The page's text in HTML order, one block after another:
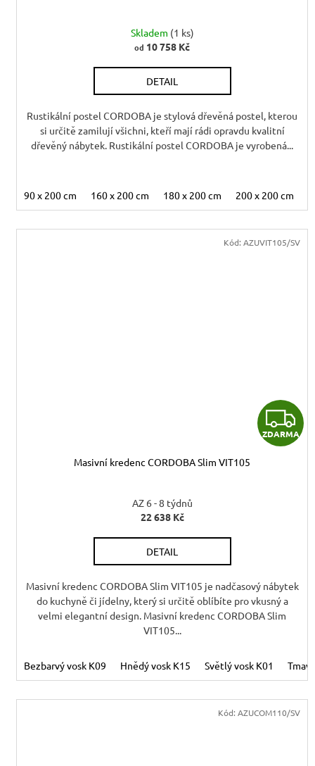
Skladem (1 ks)
od 10 758 Kč
DETAIL
Rustikální postel CORDOBA je stylová dřevěná postel, kterou
si určitě zamilují všichni, kteří mají rádi opravdu kvalitní
dřevěný nábytek. Rustikální postel CORDOBA je vyrobená...
90 x 200 cm 160 x 200 cm 180 x 200 cm 200 x 200 cm
Z
D
ZDARMA
Masivní kredenc CORDOBA Slim VIT105
AZ 6 - 8 týdnů
22 638 Kč
DETAIL
Masivní kredenc CORDOBA Slim VIT105 je nadčasový nábytek
do kuchyně či jídelny, který si určitě oblíbíte pro vkusný a
velmi elegantní design. Masivní kredenc CORDOBA Slim
VIT105...
Bezbarvý vosk K09 Hnědý vosk K15 Světlý vosk K01
Kód: AZUVIT105/SV
Kód: AZUCOM110/SV